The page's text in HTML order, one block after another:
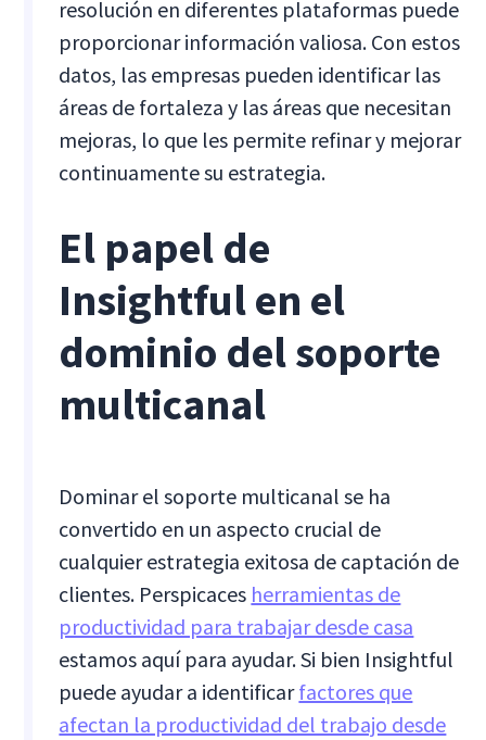
resolución en diferentes plataformas puede
proporcionar información valiosa. Con estos
datos, las empresas pueden identificar las
áreas de fortaleza y las áreas que necesitan
mejoras, lo que les permite refinar y mejorar
continuamente su estrategia.
El papel de
Insightful en el
dominio del soporte
multicanal
Dominar el soporte multicanal se ha
convertido en un aspecto crucial de
cualquier estrategia exitosa de captación de
clientes. Perspicaces herramientas de
productividad para trabajar desde casa
estamos aquí para ayudar. Si bien Insightful
puede ayudar a identificarfactores que
afectan la productividad del trabajo desde